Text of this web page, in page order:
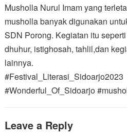
Musholla Nurul Imam yang
musholla banyak digunakan
SDN Porong. Kegiatan itu
dhuhur, istighosah, tahlil,dan
lainnya.
#Festival_Literasi_Sidoarjo2023
#Wonderful_Of_Sidoarjo
Leave a Reply